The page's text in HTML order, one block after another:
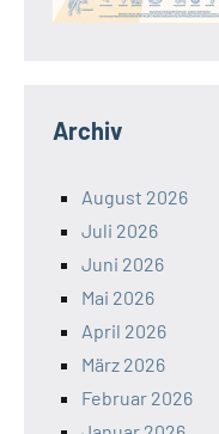
Archiv
August 2026
Juli 2026
Juni 2026
Mai 2026
April 2026
März 2026
Februar 2026